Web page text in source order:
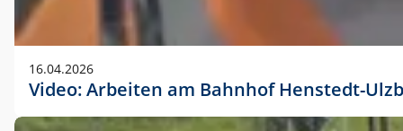
16.04.2026
Video: Arbeiten am Bahnhof Henstedt-